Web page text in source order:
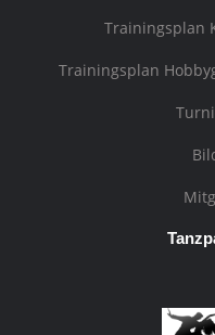
Trainingsplan
Trainingsplan